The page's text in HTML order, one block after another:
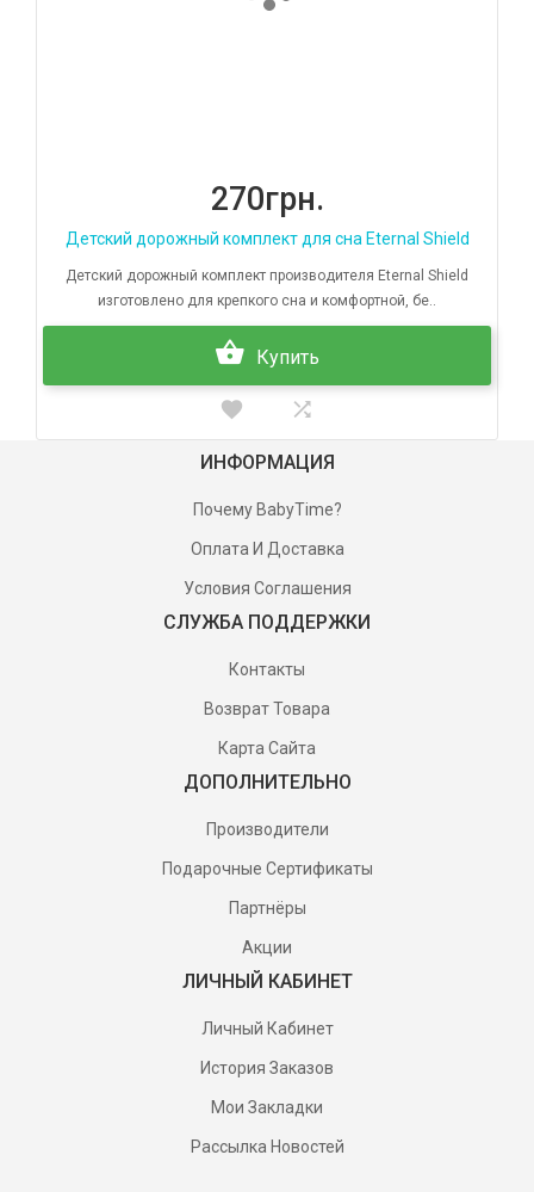
270грн.
Детский дорожный комплект для сна Eternal Shield
Детский дорожный комплект производителя Eternal Shield
изготовлено для крепкого сна и комфортной, бе..
Купить
ИНФОРМАЦИЯ
Почему BabyTime?
Оплата И Доставка
Условия Соглашения
СЛУЖБА ПОДДЕРЖКИ
Контакты
Возврат Товара
Карта Сайта
ДОПОЛНИТЕЛЬНО
Производители
Подарочные Сертификаты
Партнёры
Акции
ЛИЧНЫЙ КАБИНЕТ
Личный Кабинет
История Заказов
Мои Закладки
Рассылка Новостей